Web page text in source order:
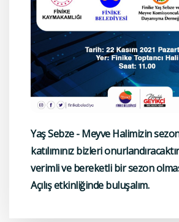
Yaş Sebze - Meyve Halimizin sezon
katılımınız bizleri
verimli ve bereketli bir sezon
Açılış etkinliğinde buluşalım.